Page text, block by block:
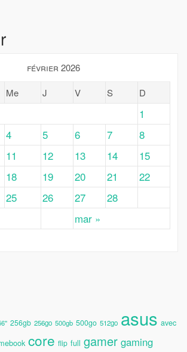
février 2026
Me J V S D
mar »
1
4 5 6 7
8
11 12 13 14
15
18 19 20 21
22
25 26 27 28
256gb 256go 500gb 500go 512go asus avec
core flip full gamer gaming